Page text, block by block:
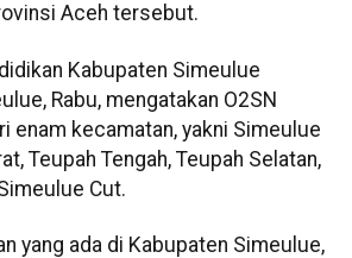
Aceh tersebut.
Kabupaten Simeulue
Rabu, mengatakan O2SN
enam kecamatan, yakni Simeulue
Teupah Tengah, Teupah Selatan,
Cut.
yang ada di Kabupaten Simeulue,